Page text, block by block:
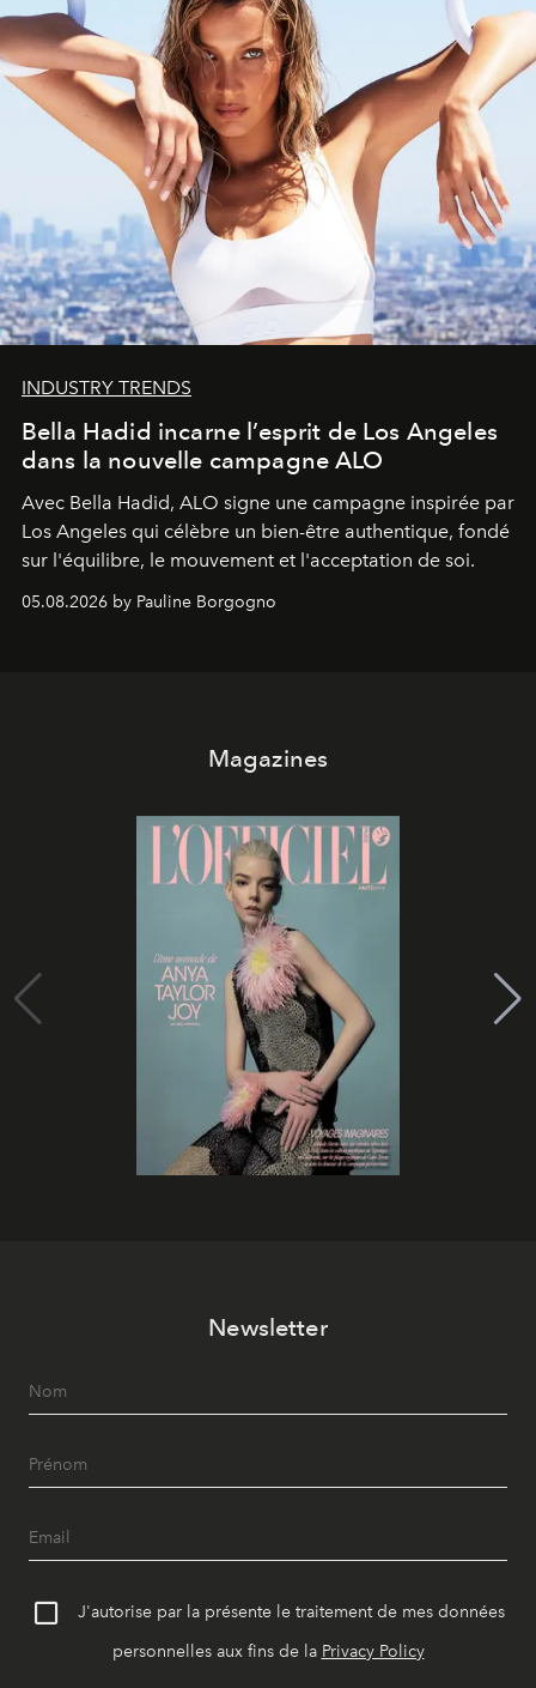
INDUSTRY TRENDS
Bella Hadid incarne l’esprit de Los Angeles
dans la nouvelle campagne ALO
Avec Bella Hadid, ALO signe une campagne inspirée par
Los Angeles qui célèbre un bien-être authentique, fondé
sur l'équilibre, le mouvement et l'acceptation de soi.
05.08.2026 by Pauline Borgogno
Magazines
Newsletter
J'autorise par la présente le traitement de mes données
personnelles aux fins de la Privacy Policy